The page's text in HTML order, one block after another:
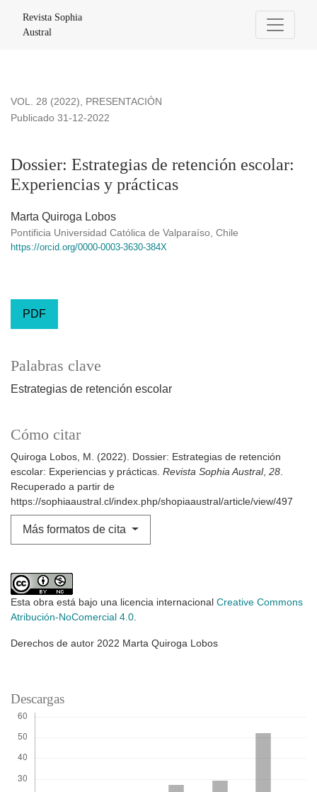
Revista Sophia
Austral
VOL. 28 (2022), PRESENTACIÓN
Dossier: Estrategias de retención escolar:
Experiencias y prácticas
Publicado 31-12-2022
Marta Quiroga Lobos
Pontificia Universidad Católica de Valparaíso, Chile
https://orcid.org/0000-0003-3630-384X
PDF
Palabras clave
Estrategias de retención escolar
Cómo citar
Quiroga Lobos, M. (2022). Dossier: Estrategias de retención
escolar: Experiencias y prácticas. Revista Sophia Austral, 28.
Recuperado a partir de
https://sophiaaustral.cl/index.php/shopiaaustral/article/view/497
Más formatos de cita
Esta obra está bajo una licencia internacional Creative Commons
Atribución-NoComercial 4.0.
Derechos de autor 2022 Marta Quiroga Lobos
Descargas